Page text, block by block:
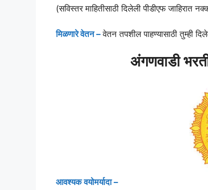
(सविस्तर माहितीसाठी दिलेली पीडीएफ जाहिरात
मिळणारे वेतन –वेतन तपशील पाहण्यासाठी तुम्ही
अंगणवाडी
आवश्यक वयोमर्यादा –